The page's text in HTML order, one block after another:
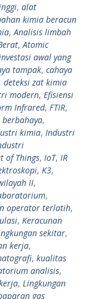
, alat
kimia beracun
, Analisis limbah
, Atomic
awal yang
tampak, cahaya
, deteksi zat kimia
modern, Efisiensi
Infrared, FTIR,
,
kimia, Industri
of Things, IoT, IR
, K3,
II,
,
operator terlatih,
, Keracunan
sekitar,
kerja,
, kualitas
analisis,
, Lingkungan
gas